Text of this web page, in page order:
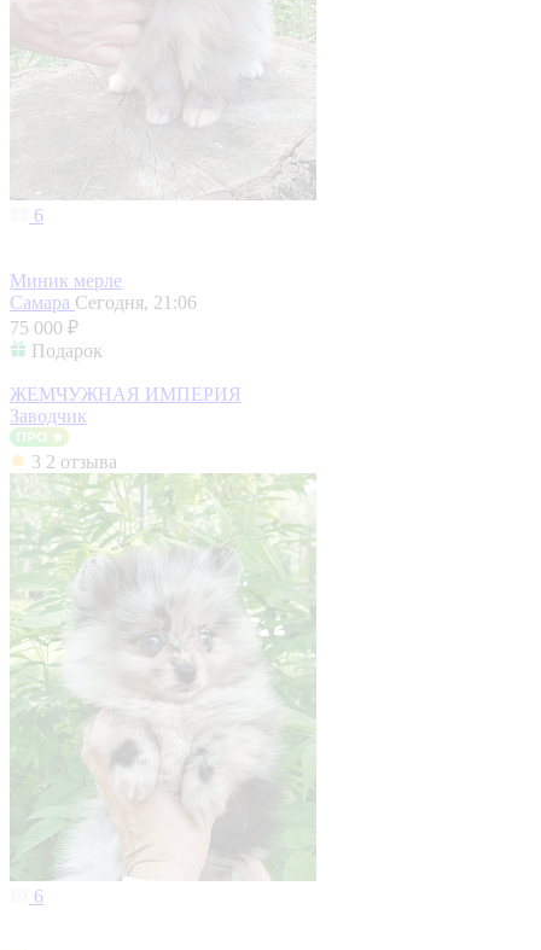
6
Миник мерле
Самара Сегодня, 21:06
75 000 ₽
Подарок
ЖЕМЧУЖНАЯ ИМПЕРИЯ
Заводчик
3 2 отзыва
6